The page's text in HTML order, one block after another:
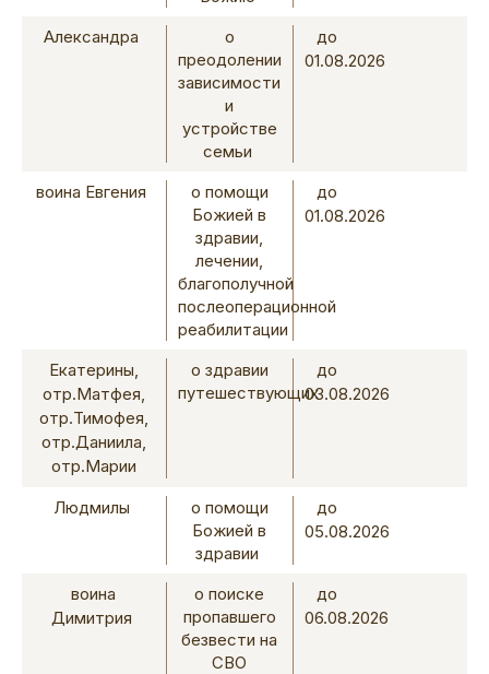
Александра
о
преодолении
зависимости
и
устройстве
семьи
до
01.08.2026
воина Евгения
о помощи
Божией в
здравии,
лечении,
благополучной
послеоперационной
реабилитации
до
01.08.2026
Екатерины,
отр.Матфея,
отр.Тимофея,
отр.Даниила,
отр.Марии
о здравии
путешествующих
до
03.08.2026
Людмилы
о помощи
Божией в
здравии
до
05.08.2026
воина
Димитрия
о поиске
пропавшего
безвести на
СВО
до
06.08.2026